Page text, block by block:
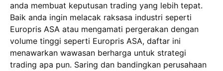
anda membuat keputusan trading yang lebih tepat.
Baik anda ingin melacak raksasa industri seperti
Europris ASA atau mengamati pergerakan dengan
volume tinggi seperti Europris ASA, daftar ini
menawarkan wawasan berharga untuk strategi
trading apa pun. Saring dan bandingkan perusahaan